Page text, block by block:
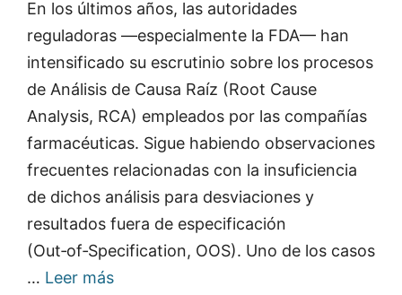
En los últimos años, las autoridades
reguladoras —especialmente la FDA— han
intensificado su escrutinio sobre los procesos
de Análisis de Causa Raíz (Root Cause
Analysis, RCA) empleados por las compañías
farmacéuticas. Sigue habiendo observaciones
frecuentes relacionadas con la insuficiencia
de dichos análisis para desviaciones y
resultados fuera de especificación
(Out‑of‑Specification, OOS). Uno de los casos
… Leer más